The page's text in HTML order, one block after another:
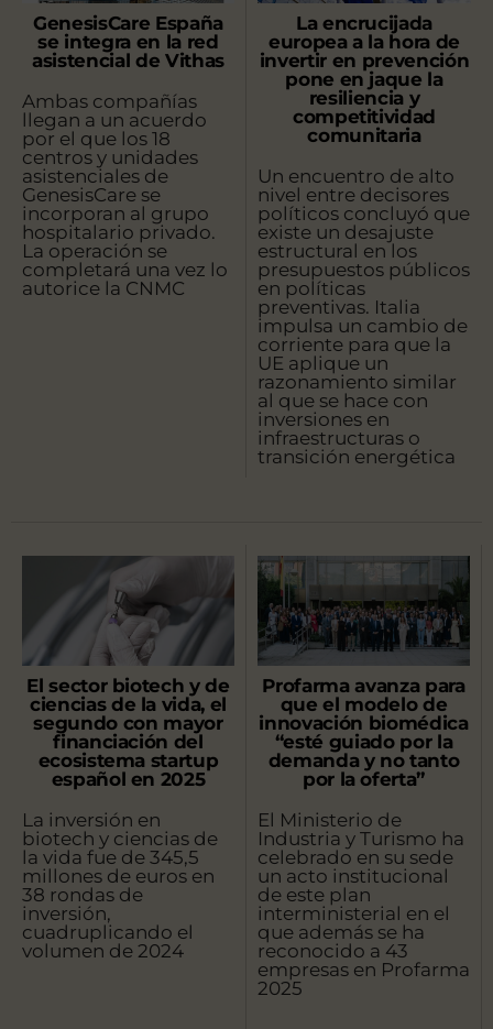
GenesisCare España
se integra en la red
asistencial de Vithas
Ambas compañías
llegan a un acuerdo
por el que los 18
centros y unidades
asistenciales de
GenesisCare se
incorporan al grupo
hospitalario privado.
La operación se
completará una vez lo
autorice la CNMC
La encrucijada
europea a la hora de
invertir en prevención
pone en jaque la
resiliencia y
competitividad
comunitaria
Un encuentro de alto
nivel entre decisores
políticos concluyó que
existe un desajuste
estructural en los
presupuestos públicos
en políticas
preventivas. Italia
impulsa un cambio de
corriente para que la
UE aplique un
razonamiento similar
al que se hace con
inversiones en
infraestructuras o
transición energética
El sector biotech y de
ciencias de la vida, el
segundo con mayor
financiación del
ecosistema startup
español en 2025
La inversión en
biotech y ciencias de
la vida fue de 345,5
millones de euros en
38 rondas de
inversión,
cuadruplicando el
volumen de 2024
Profarma avanza para
que el modelo de
innovación biomédica
“esté guiado por la
demanda y no tanto
por la oferta”
El Ministerio de
Industria y Turismo ha
celebrado en su sede
un acto institucional
de este plan
interministerial en el
que además se ha
reconocido a 43
empresas en Profarma
2025